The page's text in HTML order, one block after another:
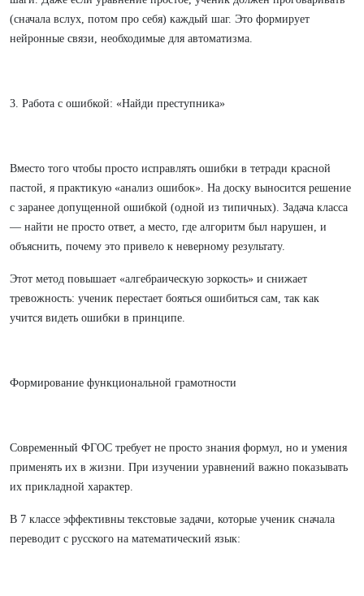
(сначала вслух, потом про себя) каждый шаг. Это формирует
нейронные связи, необходимые для автоматизма.
3. Работа с ошибкой: «Найди преступника»
Вместо того чтобы просто исправлять ошибки в тетради красной
пастой, я практикую «анализ ошибок». На доску выносится решение
с заранее допущенной ошибкой (одной из типичных). Задача класса
— найти не просто ответ, а место, где алгоритм был нарушен, и
объяснить, почему это привело к неверному результату.
Этот метод повышает «алгебраическую зоркость» и снижает
тревожность: ученик перестает бояться ошибиться сам, так как
учится видеть ошибки в принципе.
Формирование функциональной грамотности
Современный ФГОС требует не просто знания формул, но и умения
применять их в жизни. При изучении уравнений важно показывать
их прикладной характер.
В 7 классе эффективны текстовые задачи, которые ученик сначала
переводит с русского на математический язык: